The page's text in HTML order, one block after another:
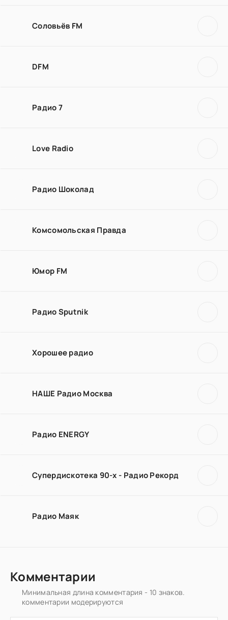
Соловьёв FM
DFM
Радио 7
Love Radio
Радио Шоколад
Комсомольская Правда
Юмор FM
Радио Sputnik
Хорошее радио
НАШЕ Радио Москва
Радио ENERGY
Супердискотека 90-х - Радио Рекорд
Радио Маяк
Комментарии
Минимальная длина комментария - 10 знаков.
комментарии модерируются